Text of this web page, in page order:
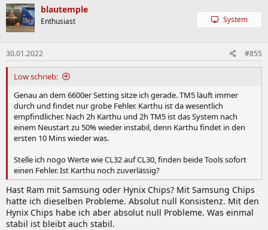
k
t
i
o
n
e
n
:
blautemple
Enthusiast System
30.01.2022 #855
Low schrieb:
Genau an dem 6600er Setting sitze ich gerade. TM5 läuft immer
durch und findet nur grobe Fehler. Karthu ist da wesentlich
empfindlicher. Nach 2h Karthu und 2h TM5 ist das System nach
einem Neustart zu 50% wieder instabil, denn Karthu findet in den
ersten 10 Mins wieder was.
Stelle ich nogo Werte wie CL32 auf CL30, finden beide Tools sofort
einen Fehler. Ist Karthu noch zuverlässig?
Hast Ram mit Samsung oder Hynix Chips? Mit Samsung Chips
hatte ich dieselben Probleme. Absolut null Konsistenz. Mit den
Hynix Chips habe ich aber absolut null Probleme. Was einmal
stabil ist bleibt auch stabil.